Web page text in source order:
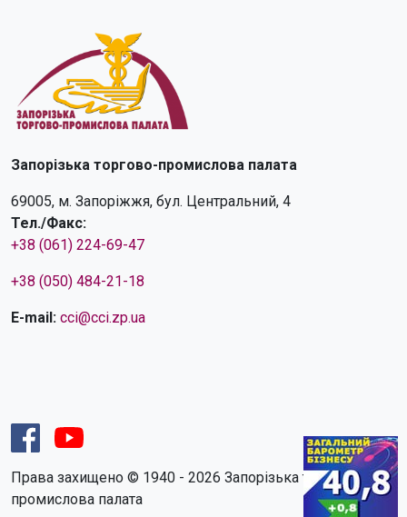
Запорізька торгово-промислова палата
69005, м. Запоріжжя, бул. Центральний, 4
Тел./Факс:
+38 (061) 224-69-47
+38 (050) 484-21-18
E-mail: cci@cci.zp.ua
Права захищено © 1940 - 2026 Запорізька торгово-
промислова палата